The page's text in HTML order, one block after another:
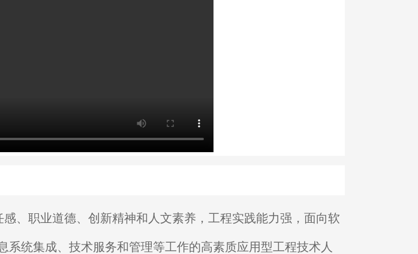
、职业道德、创新精神和人文素养，工程实践能力强，面向软
统集成、技术服务和管理等工作的高素质应用型工程技术人